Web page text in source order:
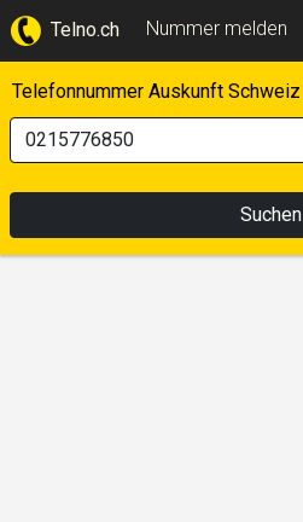
Telno.ch Nummer melden
Telefonnummer Auskunft Schweiz
Suchen